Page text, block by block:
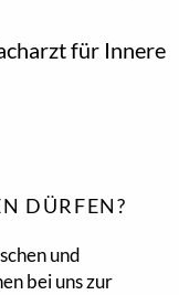
für Innere
DÜRFEN?
und
bei uns zur